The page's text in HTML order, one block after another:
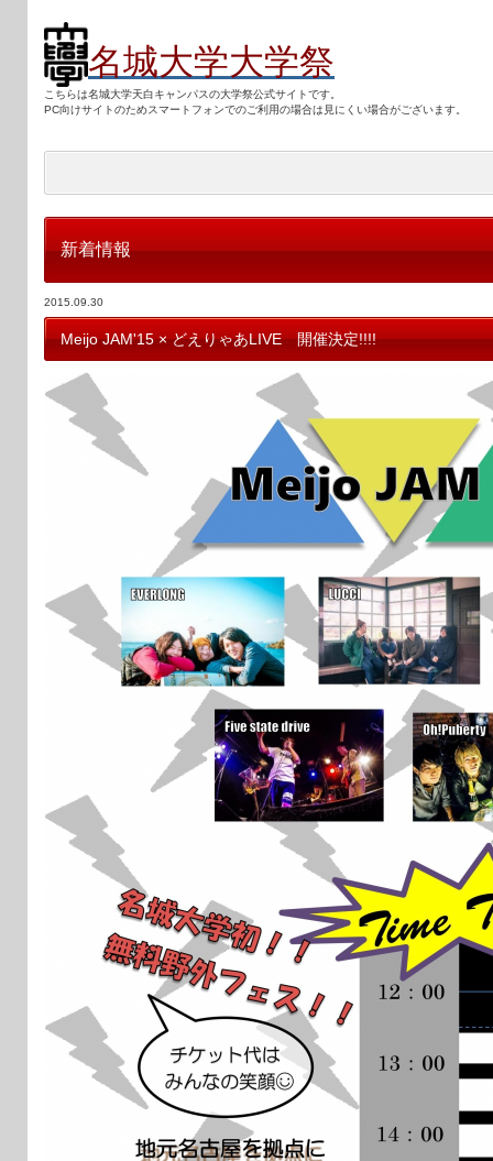
名城大学大学祭
こちらは名城大学天白キャンパスの大学祭公式サイトです。
PC向けサイトのためスマートフォンでのご利用の場合は見にくい場合がございます。
新着情報
2015.09.30
Meijo JAM'15 × どえりゃあLIVE 開催決定!!!!